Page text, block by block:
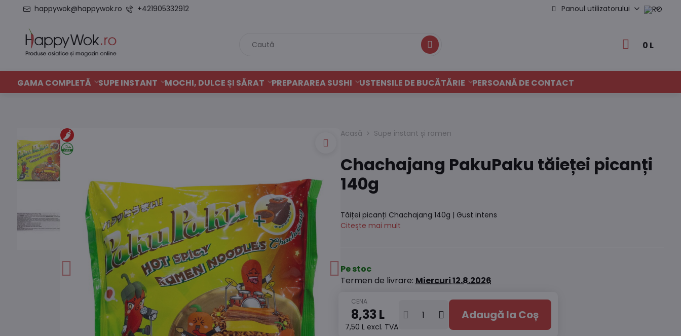
happywok@happywok.ro +421905332912 Panoul utilizatorului
Caută 0 L
GAMA COMPLETĂ SUPE INSTANT MOCHI, DULCE ȘI SĂRAT PREPARAREA SUSHI USTENSILE DE BUCĂTĂRIE PERSOANĂ DE CONTACT
Acasă Supe instant și ramen
Chachajang PakuPaku tăieței picanți
140g
Tăiței picanți Chachajang 140g | Gust intens
Citește mai mult
Pe stoc
Termen de livrare:Miercuri12.8.2026
8,33 L
7,50 L excl. TVA
Adaugă la Coș